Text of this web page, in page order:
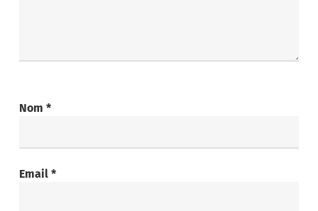
Nom *
Email *